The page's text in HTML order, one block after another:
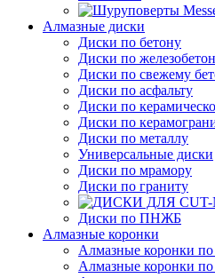
Алмазные диски
Диски по бетону
Диски по
Диски по свежему
Диски по асфальту
Диски по
Диски по
Диски по металлу
Универсальные диски
Диски по мрамору
Диски по граниту
Диски по ПНЖБ
Алмазные коронки
Алмазные коронки по
Алмазные коронки